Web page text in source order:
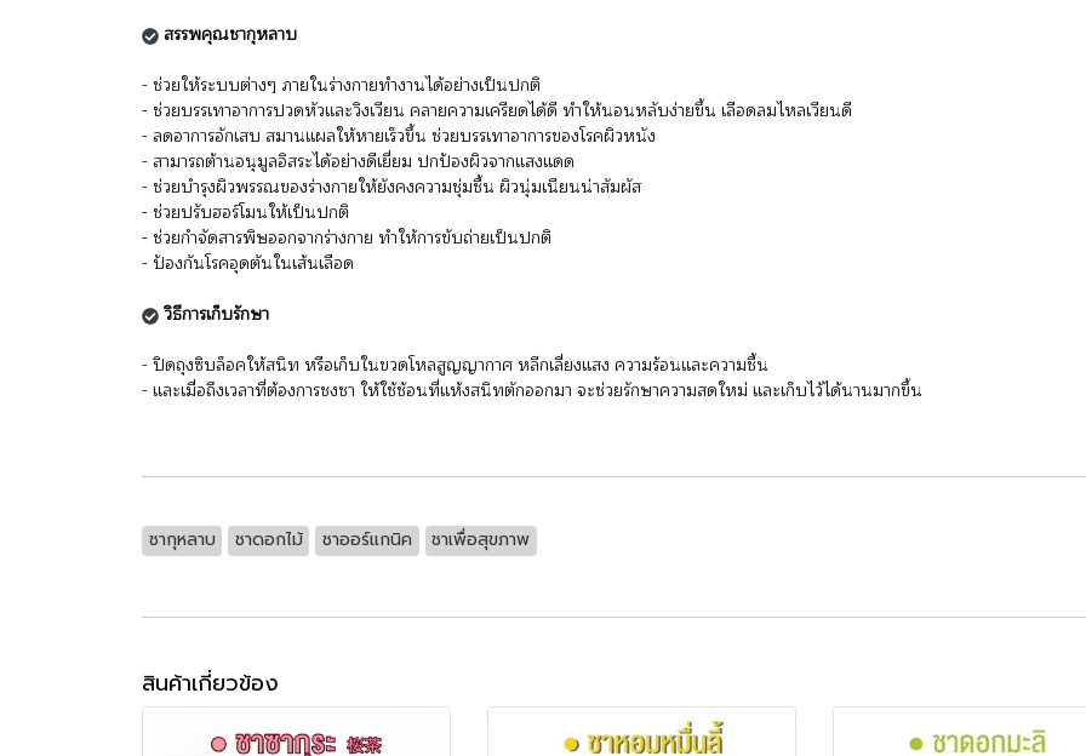
สรรพคุณชากุหลาบ
- ช่วยให้ระบบต่างๆ ภายในร่างกายทำงานได้อย่างเป็นปกติ
- ช่วยบรรเทาอาการปวดหัวและวิงเวียน คลายความเครียดได้ดี ทำให้นอนหลับง่ายขึ้น เลือดลมไหลเวียนดี
- ลดอาการอักเสบ สมานแผลให้หายเร็วขึ้น ช่วยบรรเทาอาการของโรคผิวหนัง
- สามารถต้านอนุมูลอิสระได้อย่างดีเยี่ยม ปกป้องผิวจากแสงแดด
- ช่วยบำรุงผิวพรรณของร่างกายให้ยังคงความชุ่มชื้น ผิวนุ่มเนียนน่าสัมผัส
- ช่วยปรับฮอร์โมนให้เป็นปกติ
- ช่วยกำจัดสารพิษออกจากร่างกาย ทำให้การขับถ่ายเป็นปกติ
- ป้องกันโรคอุดตันในเส้นเลือด
วิธีการเก็บรักษา
- ปิดถุงซิบล็อคให้สนิท หรือเก็บในขวดโหลสูญญากาศ หลีกเลี่ยงแสง ความร้อนและความชื้น
- และเมื่อถึงเวลาที่ต้องการชงชา ให้ใช้ช้อนที่แห้งสนิทตักออกมา จะช่วยรักษาความสดใหม่ และเก็บไว้ได้นานมากขึ้น
ชากุหลาบ ชาดอกไม้ ชาออร์แกนิค ชาเพื่อสุขภาพ
สินค้าเกี่ยวข้อง